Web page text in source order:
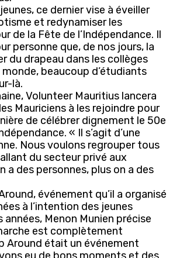
ce dernier vise à éveiller
et redynamiser les
de la Fête de l’Indépendance. Il
personne que, de nos jours, la
du drapeau dans les collèges
monde, beaucoup d’étudiants
là.
Volunteer Mauritius lancera
Mauriciens à les rejoindre pour
de célébrer dignement le 50e
« Il s’agit d’une
Nous voulons regrouper tous
du secteur privé aux
a des personnes, plus on a des
événement qu’il a organisé
à l’intention des jeunes
Menon Munien précise
est complètement
Around était un événement